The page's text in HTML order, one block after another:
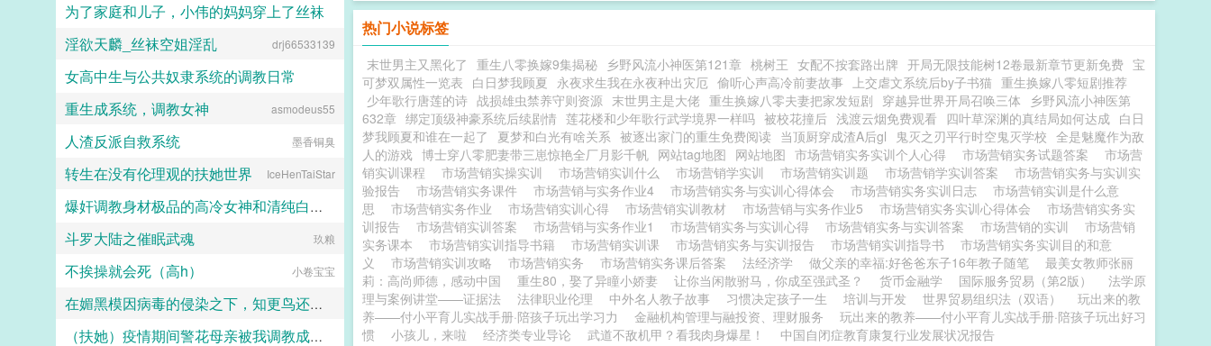
热门小说标签
末世男主又黑化了 重生八零换嫁9集揭秘 乡野风流小神医第121章 桃树王 女配不按套路出牌 开局无限技能树12卷最新章节更新免费 宝
可梦双属性一览表 白日梦我顾夏 永夜求生我在永夜种出灾厄 偷听心声高冷前妻故事 上交虐文系统后by子书猫 重生换嫁八零短剧推荐
少年歌行唐莲的诗 战损雄虫禁养守则资源 末世男主是大佬 重生换嫁八零夫妻把家发短剧 穿越异世界开局召唤三体
乡野风流小神医第
632章 绑定顶级神豪系统后续剧情 莲花楼和少年歌行武学境界一样吗 被校花撞后 浅渡云烟免费观看 四叶草深渊的真结局如何达成 白日
梦我顾夏和谁在一起了
夏梦和白光有啥关系 被逐出家门的重生免费阅读 当顶厨穿成渣A后gl 鬼灭之刃平行时空鬼灭学校 全是魅魔作为敌
人的游戏 博士穿八零肥妻带三崽惊艳全厂月影千帆 网站tag地图 网站地图 市场营销实务实训个人心得 市场营销实务试题答案
市场营
销实训课程
市场营销实操实训 市场营销实训什么 市场营销学实训 市场营销实训题 市场营销学实训答案
市场营销实务与实训实
验报告
市场营销实务课件 市场营销与实务作业4 市场营销实务与实训心得体会 市场营销实务实训日志
市场营销实训是什么意
思
市场营销实务作业 市场营销实训心得 市场营销实训教材 市场营销与实务作业5 市场营销实务实训心得体会
市场营销实务实
训报告
市场营销实训答案 市场营销与实务作业1 市场营销实务与实训心得 市场营销实务与实训答案 市场营销的实训
市场营销
实务课本
市场营销实训指导书籍 市场营销实训课 市场营销实务与实训报告 市场营销实训指导书
市场营销实务实训目的和意
义
市场营销实训攻略 市场营销实务 市场营销实务课后答案 法经济学 做父亲的幸福:好爸爸东子16年教子随笔
最美女教师张丽
莉：高尚师德，感动中国
重生80，娶了异瞳小娇妻 让你当闲散驸马，你成至强武圣？ 货币金融学 国际服务贸易（第2版）
法学原
理与案例讲堂——证据法
法律职业伦理 中外名人教子故事 习惯决定孩子一生 培训与开发 世界贸易组织法（双语）
玩出来的教
养——付小平育儿实战手册·陪孩子玩出学习力
金融机构管理与融投资、理财服务
玩出来的教养——付小平育儿实战手册·陪孩子玩出好习
惯
小孩儿，来啦 经济类专业导论 武道不敌机甲？看我肉身爆星！ 中国自闭症教育康复行业发展状况报告
为了家庭和儿子，小伟的妈妈穿上了丝袜
daokee
淫欲天麟_丝袜空姐淫乱 drj66533139
女高中生与公共奴隶系统的调教日常
喵不可言
重生成系统，调教女神 asmodeus55
人渣反派自救系统 墨香铜臭
转生在没有伦理观的扶她世界 IceHenTaiStar
爆奸调教身材极品的高冷女神和清纯白袜甜妹留学生，射满她们的鞋柜里的高跟鞋和小皮鞋
ni1l
斗罗大陆之催眠武魂 玖粮
不挨操就会死（高h） 小卷宝宝
在媚黑模因病毒的侵染之下，知更鸟还是恶堕成了黑爹的媚黑母猪
人头木321
（扶她）疫情期间警花母亲被我调教成三洞全开的肉便器母狗